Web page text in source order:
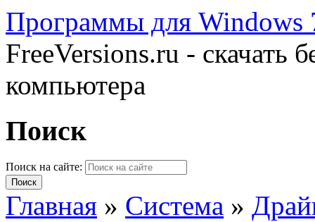
Программы для Windows
FreeVersions.ru - скачать
компьютера
Поиск
Поиск на сайте:
Главная » Система »